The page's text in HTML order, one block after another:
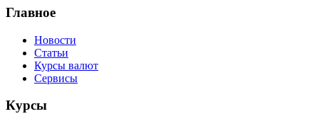
Главное
Новости
Статьи
Курсы валют
Сервисы
Курсы